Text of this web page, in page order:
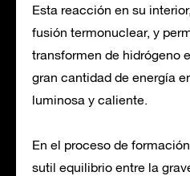
Esta reacción en su
fusión termonuclear, y
transformen de hidrógeno
gran cantidad de energía
luminosa y caliente.
En el proceso de
sutil equilibrio entre la